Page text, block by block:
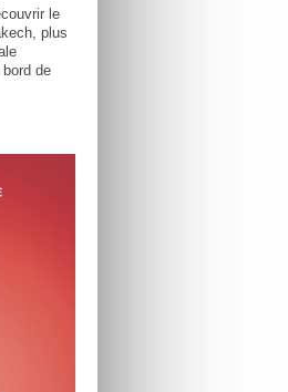
le
plus
de